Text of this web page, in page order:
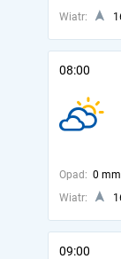
Wiatr:
08:00
Opad: 0 mm
Wiatr:
09:00